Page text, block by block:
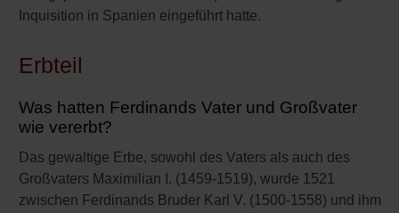
Inquisition in Spanien eingeführt hatte.
Erbteil
Was hatten Ferdinands Vater und Großvater
wie vererbt?
Das gewaltige Erbe, sowohl des Vaters als auch des
Großvaters Maximilian I. (1459-1519), wurde 1521
zwischen Ferdinands Bruder Karl V. (1500-1558) und ihm